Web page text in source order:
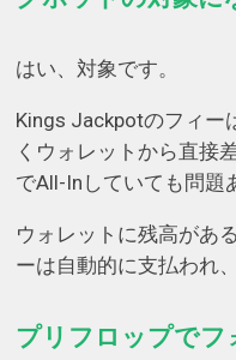
はい、対象です。
Kings Jackpotのフィー
くウォレットから直接
でAll-Inしていても問題
ウォレットに残高があ
ーは自動的に支払われ
プリフロップでフ